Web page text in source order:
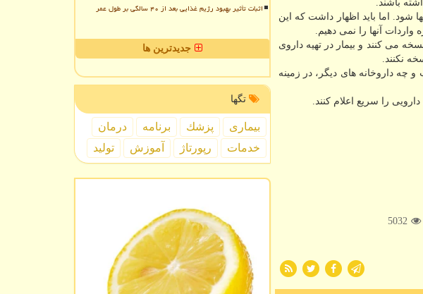
باشند.
اما باید اظهار داشت كه این
واردات آنها را نمی دهیم.
می كنند و بیمار در تهیه داروی
نكنند.
داروخانه های دیگر، در زمینه
را سریع اعلام كنند.
5032
اثبات تأثیر بهبود رژیم غذایی بعد از ۴۰ سالگی بر طول عمر
جدیدترین ها
تگها
بیماری پزشك برنامه
درمان
خدمات
رپورتاژ آموزش تولید